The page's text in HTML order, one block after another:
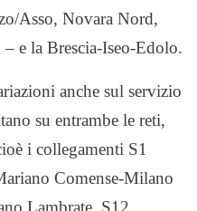
Asso, Novara Nord,
e la Brescia-Iseo-Edolo.
anche sul servizio
su entrambe le reti,
i collegamenti S1
Comense-Milano
Lambrate, S12